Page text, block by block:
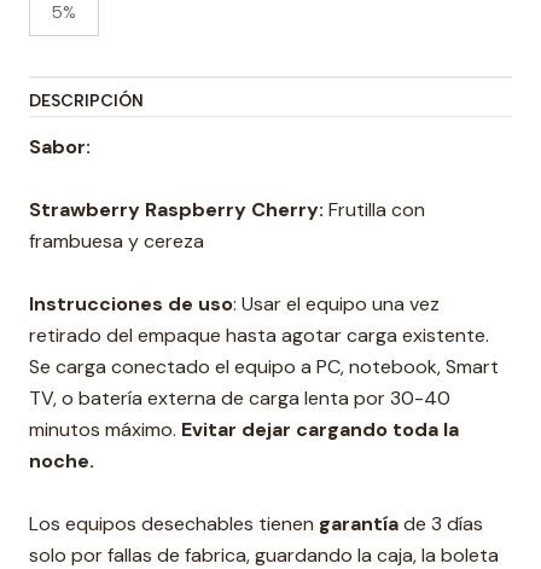
5%
DESCRIPCIÓN
Sabor:
Strawberry Raspberry Cherry: Frutilla con
frambuesa y cereza
Instrucciones de uso: Usar el equipo una vez
retirado del empaque hasta agotar carga existente.
Se carga conectado el equipo a PC, notebook, Smart
TV, o batería externa de carga lenta por 30-40
minutos máximo. Evitar dejar cargando toda la
noche.
Los equipos desechables tienen garantíade 3 días
solo por fallas de fabrica, guardando la caja, la boleta